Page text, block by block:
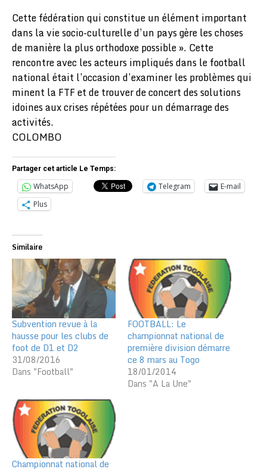
Cette fédération qui constitue un élément important
dans la vie socio-culturelle d’un pays gère les choses
de manière la plus orthodoxe possible ». Cette
rencontre avec les acteurs impliqués dans le football
national était l’occasion d’examiner les problèmes qui
minent la FTF et de trouver de concert des solutions
idoines aux crises répétées pour un démarrage des
activités.
COLOMBO
Partager cet article Le Temps:
WhatsApp Telegram
E-mail
Plus
Similaire
Subvention revue à la
hausse pour les clubs de
foot de D1 et D2
31/08/2016
Dans "Football"
FOOTBALL: Le
championnat national de
première division démarre
ce 8 mars au Togo
18/01/2014
Dans "A La Une"
Championnat national de